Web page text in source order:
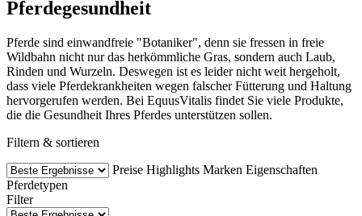
Pferdegesundheit
Pferde sind einwandfreie "Botaniker", denn sie fressen in freie
Wildbahn nicht nur das herkömmliche Gras, sondern auch Laub,
Rinden und Wurzeln. Deswegen ist es leider nicht weit hergeholt,
dass viele Pferdekrankheiten wegen falscher Fütterung und Haltung
hervorgerufen werden. Bei EquusVitalis findet Sie viele Produkte,
die die Gesundheit Ihres Pferdes unterstützen sollen.
Filtern & sortieren
Preise Highlights Marken Eigenschaften
Pferdetypen
Filter